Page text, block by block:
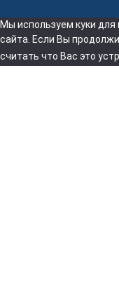
Мы используем куки
сайта. Если Вы
считать что Вас это